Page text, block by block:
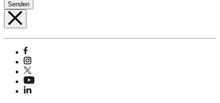
Senden